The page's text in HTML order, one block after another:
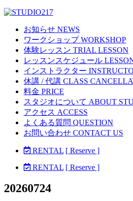
お知らせ NEWS
ワークショップ WORKSHOP
体験レッスン TRIAL LESSON
レッスンスケジュール
インストラクター
休講 / 代講 CLASS
料金 PRICE
スタジオについて ABOUT
アクセス ACCESS
よくある質問 QUESTION
お問い合わせ CONTACT US
RENTAL [ Reserve ]
RENTAL [ Reserve ]
20260724